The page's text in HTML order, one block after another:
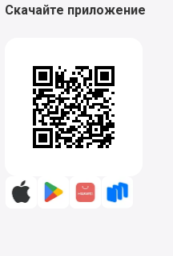
Скачайте приложение